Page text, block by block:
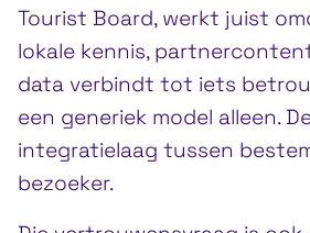
Tourist Board, werkt juist
lokale kennis,
data verbindt tot iets
een generiek model alleen.
integratielaag tussen
bezoeker.